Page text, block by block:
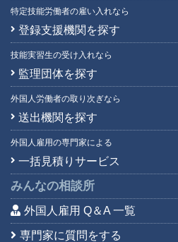
特定技能労働者の雇い入れなら
登録支援機関を探す
技能実習生の受け入れなら
監理団体を探す
外国人労働者の取り次ぎなら
送出機関を探す
外国人雇用の専門家による
一括見積りサービス
みんなの相談所
外国人雇用 Q＆A 一覧
専門家に質問をする